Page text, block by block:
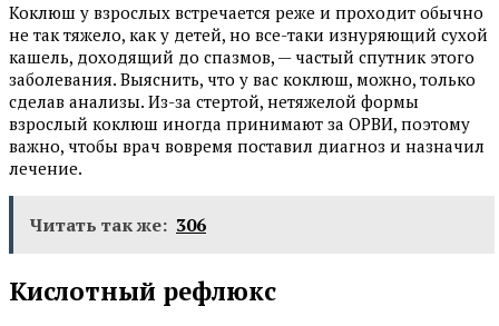
Коклюш у взрослых встречается реже и проходит обычно
не так тяжело, как у детей, но все-таки изнуряющий сухой
кашель, доходящий до спазмов, — частый спутник этого
заболевания. Выяснить, что у вас коклюш, можно, только
сделав анализы. Из-за стертой, нетяжелой формы
взрослый коклюш иногда принимают за ОРВИ, поэтому
важно, чтобы врач вовремя поставил диагноз и назначил
лечение.
Читать так же: 306
Кислотный рефлюкс